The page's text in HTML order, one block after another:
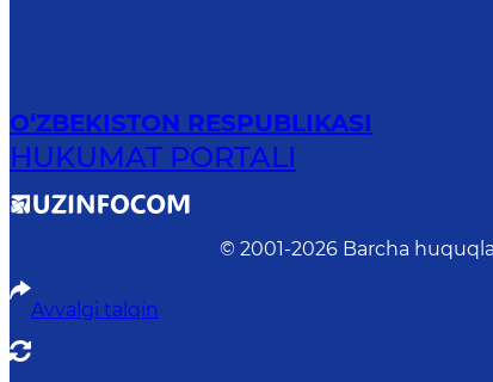
O‘ZBEKISTON RESPUBLIKASI
HUKUMAT PORTALI
© 2001-2026 Barcha
Avvalgi talqin